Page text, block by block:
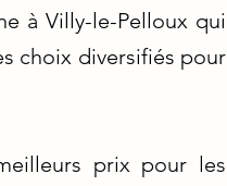
à Villy-le-Pelloux qui
choix diversifiés pour
prix pour les